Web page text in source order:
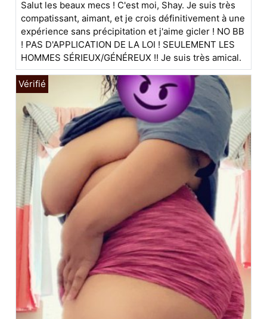
Salut les beaux mecs ! C'est moi, Shay. Je suis très
compatissant, aimant, et je crois définitivement à une
expérience sans précipitation et j'aime gicler ! NO BB
! PAS D'APPLICATION DE LA LOI ! SEULEMENT LES
HOMMES SÉRIEUX/GÉNÉREUX !! Je suis très amical.